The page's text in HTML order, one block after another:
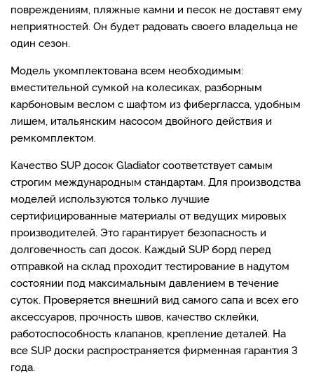
повреждениям, пляжные камни и песок не доставят ему
неприятностей. Он будет радовать своего владельца не
один сезон.
Модель укомплектована всем необходимым:
вместительной сумкой на колесиках, разборным
карбоновым веслом с шафтом из фибергласса, удобным
лишем, итальянским насосом двойного действия и
ремкомплектом.
Качество SUP досок Gladiator соответствует самым
строгим международным стандартам. Для производства
моделей используются только лучшие
сертифицированные материалы от ведущих мировых
производителей. Это гарантирует безопасность и
долговечность сап досок. Каждый SUP борд перед
отправкой на склад проходит тестирование в надутом
состоянии под максимальным давлением в течение
суток. Проверяется внешний вид самого сапа и всех его
аксессуаров, прочность швов, качество склейки,
работоспособность клапанов, крепление деталей. На
все SUP доски распространяется фирменная гарантия 3
года.